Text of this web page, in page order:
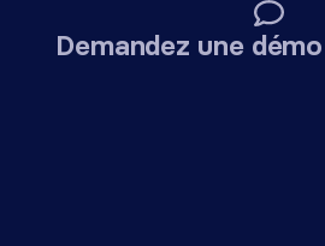
Demandez une